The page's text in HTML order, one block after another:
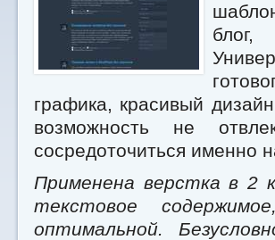
графика, красивый
возможность не
сосредоточиться именно
Применена верстка в 2
текстовое
оптимальной.